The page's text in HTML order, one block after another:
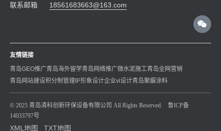
联系邮箱
18561683663@163.com
友情链接
青岛GEO推广青岛海外留学青岛网络推广微水泥施工青岛全网营销
青岛网站建设积分制管理 IP形象设计企业vi设计青岛聚脲涂料
© 2025 青岛清科创新环保设备有限公司 All Rights Reserved.
鲁ICP备
14033797号
XML地图 TXT地图